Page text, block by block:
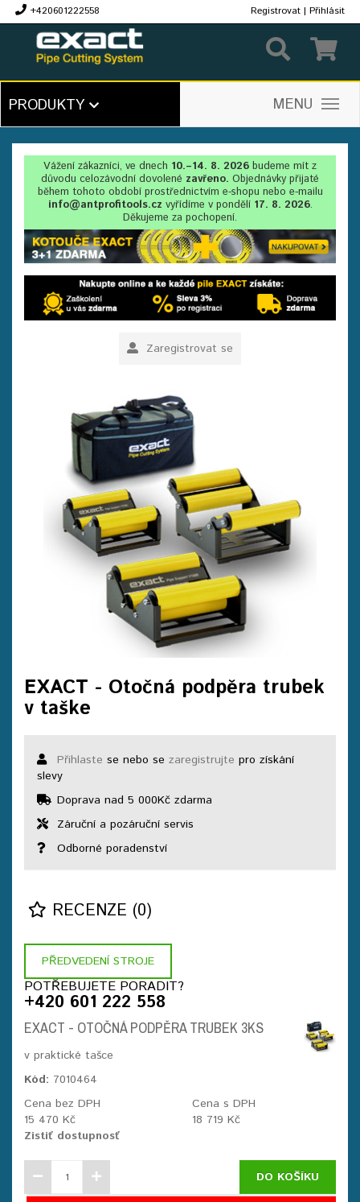
+420601222558 Registrovat | Přihlásit
PRODUKTY MENU
Vážení zákazníci, ve dnech 10.–14. 8. 2026 budeme mít z
důvodu celozávodní dovolené zavřeno. Objednávky přijaté
během tohoto období prostřednictvím e-shopu nebo e-mailu
info@antprofitools.cz vyřídíme v pondělí 17. 8. 2026.
Děkujeme za pochopení.
Zaregistrovat se
EXACT - Otočná podpěra trubek
v taške
Přihlaste se nebo se zaregistrujte pro získání
slevy
Doprava nad 5 000Kč zdarma
Záruční a pozáruční servis
Odborné poradenství
RECENZE (0)
PŘEDVEDENÍ STROJE
POTŘEBUJETE PORADIT?
+420 601 222 558
EXACT - OTOČNÁ PODPĚRA TRUBEK 3KS
v praktické tašce
Kód: 7010464
Cena bez DPH
15 470 Kč
Cena s DPH
18 719 Kč
Zistiť dostupnosť
DO KOŠÍKU